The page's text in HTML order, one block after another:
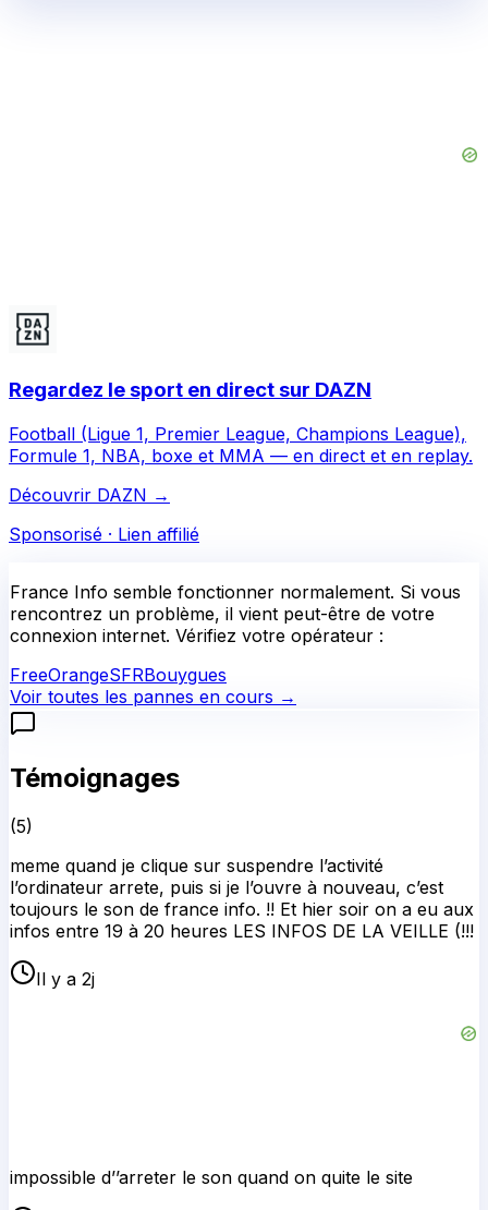
Regardez le sport en direct sur DAZN
Football (Ligue 1, Premier League, Champions League),
Formule 1, NBA, boxe et MMA — en direct et en replay.
Découvrir DAZN →
Sponsorisé · Lien affilié
France Info semble fonctionner normalement. Si vous
rencontrez un problème, il vient peut-être de votre
connexion internet. Vérifiez votre opérateur :
FreeOrangeSFRBouygues
Voir toutes les pannes en cours →
Témoignages
(5)
meme quand je clique sur suspendre l’activité
l’ordinateur arrete, puis si je l’ouvre à nouveau, c’est
toujours le son de france info. !! Et hier soir on a eu aux
infos entre 19 à 20 heures LES INFOS DE LA VEILLE (!!!
Il y a 2j
impossible d’’arreter le son quand on quite le site